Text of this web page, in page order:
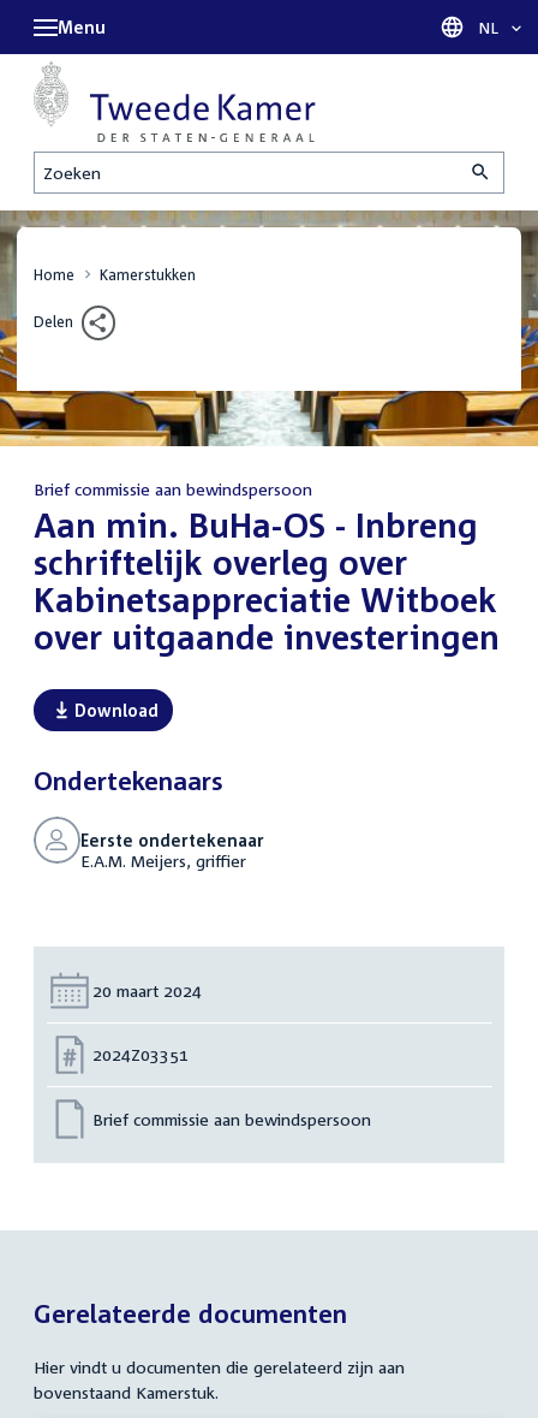
Zoeken
Menu Taal
NL
Home Kamerstukken
Delen
Brief commissie aan bewindspersoon
Aan min. BuHa-OS - Inbreng
schriftelijk overleg over
Kabinetsappreciatie Witboek
over uitgaande investeringen
Download
Ondertekenaars
Eerste ondertekenaar
E.A.M. Meijers, griffier
Datum:
20 maart 2024
Nummer:
2024Z03351
Brief commissie aan bewindspersoon
Gerelateerde documenten
Hier vindt u documenten die gerelateerd zijn aan
bovenstaand Kamerstuk.